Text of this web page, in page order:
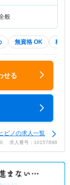
般
無資格 OK 積極
せる
ビノの求人一覧
求人番号：10157898